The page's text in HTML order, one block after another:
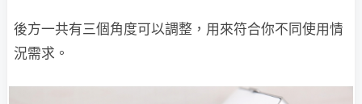
後方一共有三個角度可以調整，用來符合你不同使用情
況需求。